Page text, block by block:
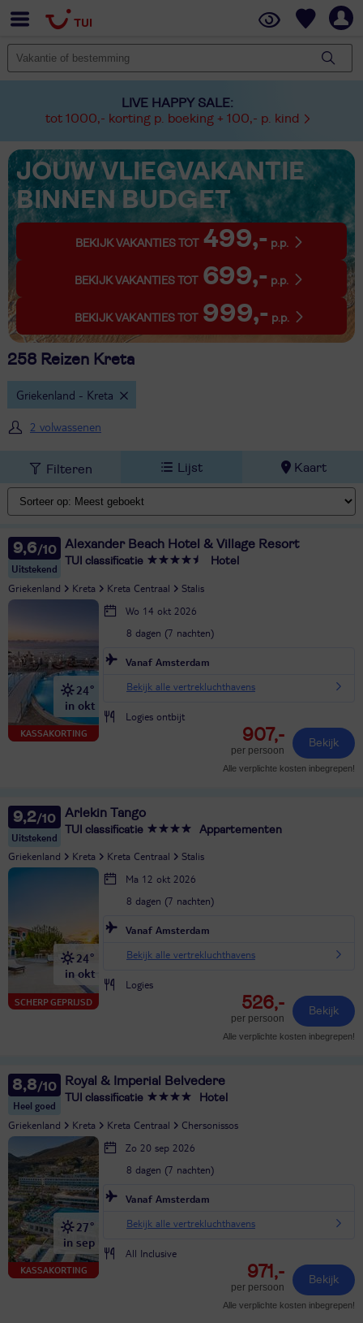
LIVE HAPPY SALE:
tot 1000,- korting p. boeking + 100,- p. kind
JOUW VLIEGVAKANTIE
BINNEN BUDGET
BEKIJK VAKANTIES TOT 499,- p.p.
BEKIJK VAKANTIES TOT 699,- p.p.
BEKIJK VAKANTIES TOT 999,- p.p.
258 Reizen Kreta
Griekenland - Kreta
2 volwassenen
Filteren Lijst Kaart
9,6
Uitstekend
Alexander Beach Hotel & Village Resort
TUI classificatie Hotel
Griekenland Kreta Kreta Centraal Stalis
KASSAKORTING
24°
in okt
Wo 14 okt 2026
8 dagen (7 nachten)
Vanaf Amsterdam
Bekijk alle vertrekluchthavens
Logies ontbijt
907,-
per persoon
Bekijk
Alle verplichte kosten inbegrepen!
9,2
Uitstekend
Arlekin Tango
TUI classificatie Appartementen
Griekenland Kreta Kreta Centraal Stalis
SCHERP GEPRIJSD
24°
in okt
Ma 12 okt 2026
8 dagen (7 nachten)
Vanaf Amsterdam
Bekijk alle vertrekluchthavens
Logies
526,-
per persoon
Bekijk
Alle verplichte kosten inbegrepen!
8,8
Heel goed
Royal & Imperial Belvedere
TUI classificatie Hotel
Griekenland Kreta Kreta Centraal Chersonissos
KASSAKORTING
27°
in sep
Zo 20 sep 2026
8 dagen (7 nachten)
Vanaf Amsterdam
Bekijk alle vertrekluchthavens
All Inclusive
971,-
per persoon
Bekijk
Alle verplichte kosten inbegrepen!